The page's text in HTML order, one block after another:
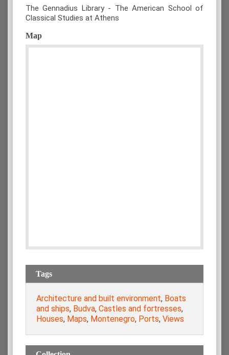
The Gennadius Library - The American School of
Classical Studies at Athens
Map
Tags
Architecture and built environment, Boats
and ships, Budva, Castles and fortresses,
Houses, Maps, Montenegro, Ports, Views